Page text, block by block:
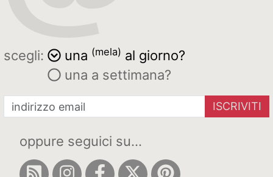
scegli: una (mela) al giorno?
una a settimana?
ISCRIVITI
oppure seguici su...